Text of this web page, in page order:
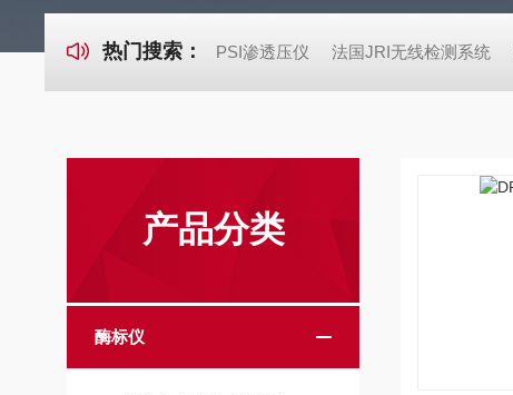
热门搜索： PSI渗透压仪 法国JRI无线检测系统
产品分类
酶标仪